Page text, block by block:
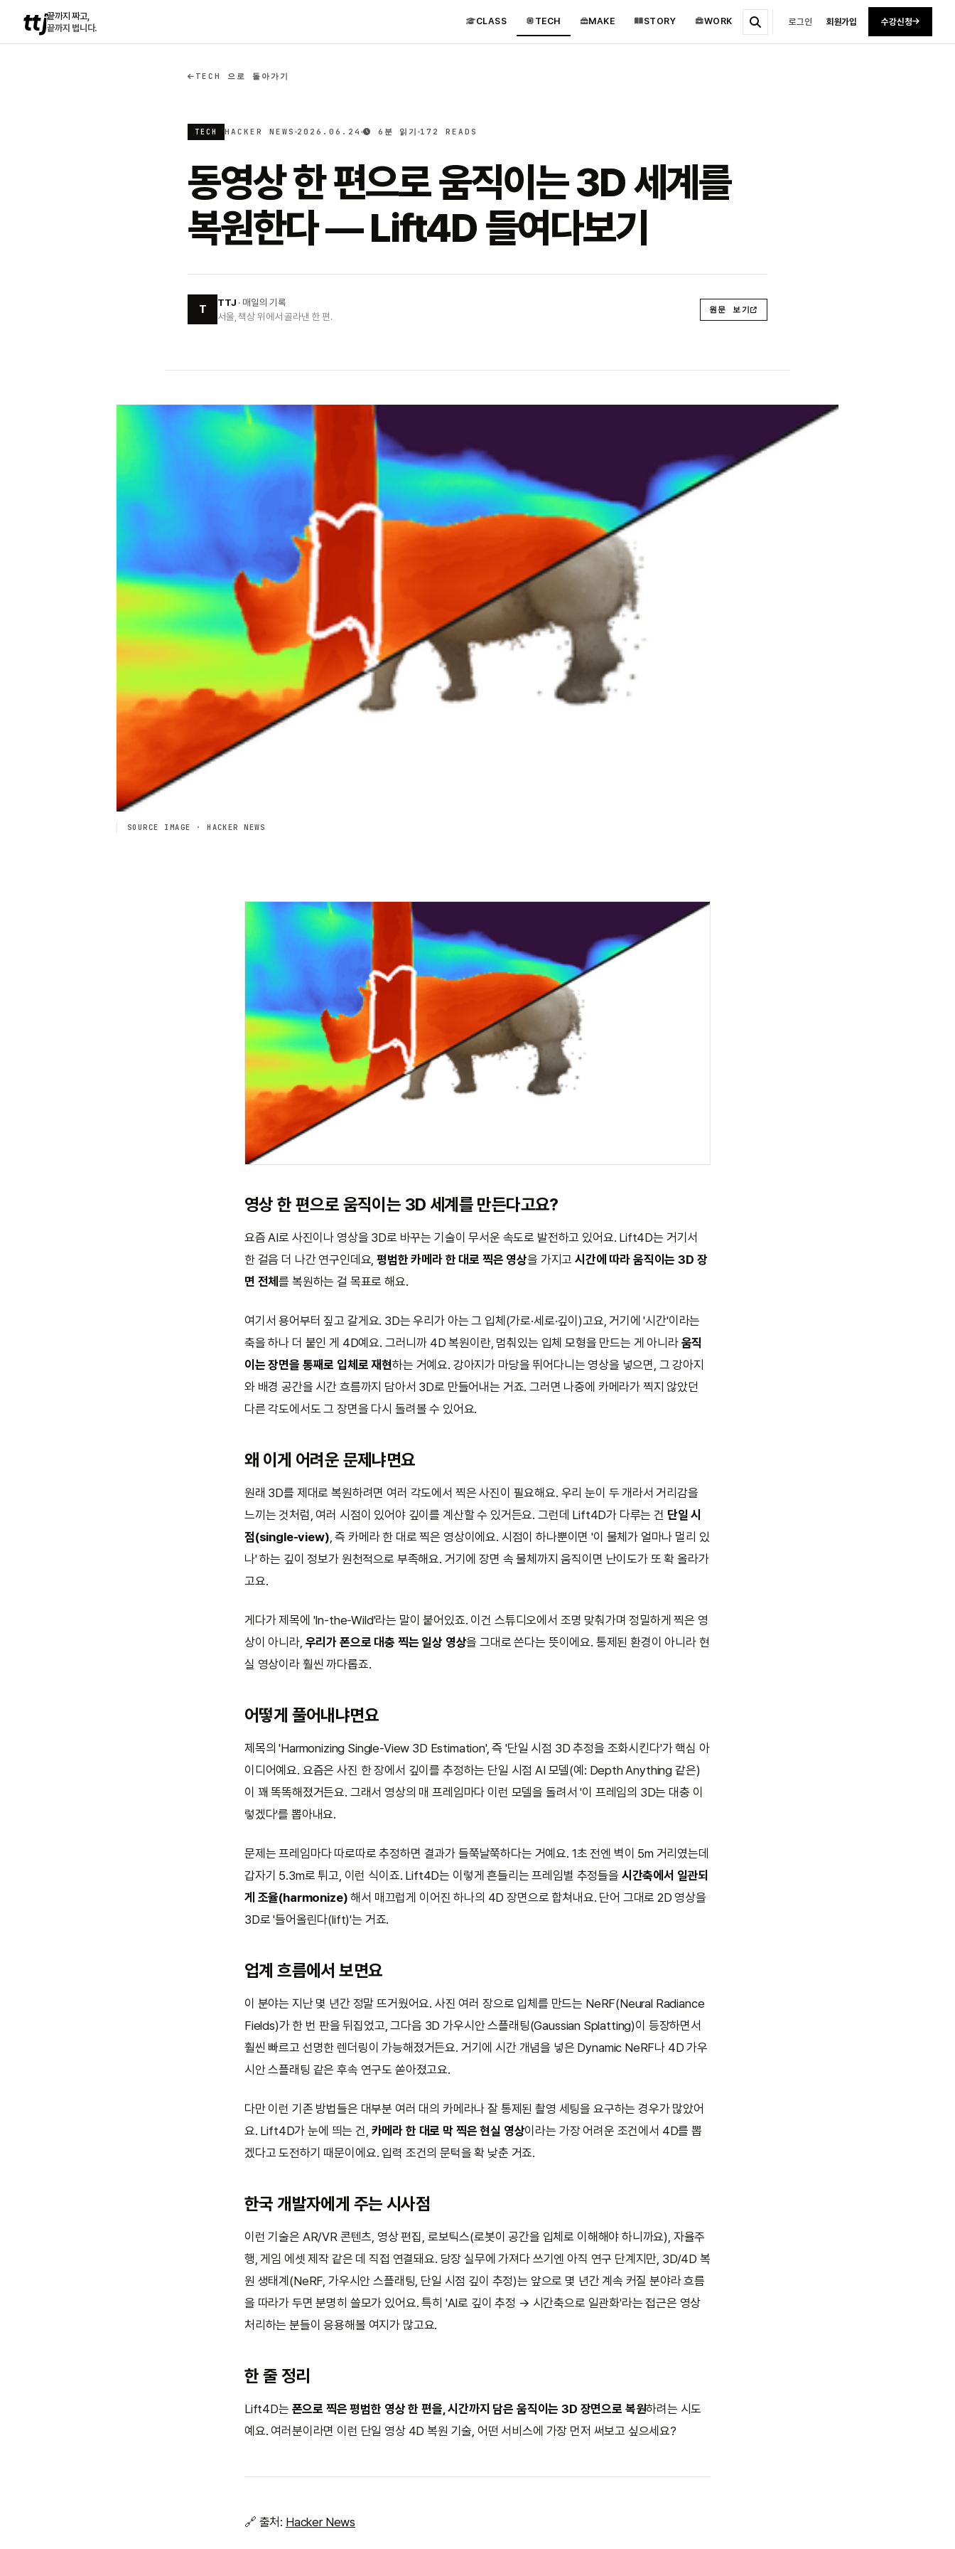
ttj끝까지 짜고,
끝까지 법니다.
CLASS TECH MAKE STORY WORK 로그인 회원가입 수강신청
TECH 으로 돌아가기
TECH HACKER NEWS 2026.06.24 6분 읽기 172 READS
동영상 한 편으로 움직이는 3D 세계를
복원한다 — Lift4D 들여다보기
T
TTJ · 매일의 기록
서울, 책상 위에서 골라낸 한 편.
원문 보기
SOURCE IMAGE · HACKER NEWS
영상 한 편으로 움직이는 3D 세계를 만든다고요?
요즘 AI로 사진이나 영상을 3D로 바꾸는 기술이 무서운 속도로 발전하고 있어요. Lift4D는 거기서
한 걸음 더 나간 연구인데요,평범한 카메라 한 대로 찍은 영상을 가지고시간에 따라 움직이는 3D 장
면 전체를 복원하는 걸 목표로 해요.
여기서 용어부터 짚고 갈게요. 3D는 우리가 아는 그 입체(가로·세로·깊이)고요, 거기에 '시간'이라는
축을 하나 더 붙인 게 4D예요. 그러니까 4D 복원이란, 멈춰있는 입체 모형을 만드는 게 아니라 움직
이는 장면을 통째로 입체로 재현하는 거예요. 강아지가 마당을 뛰어다니는 영상을 넣으면, 그 강아지
와 배경 공간을 시간 흐름까지 담아서 3D로 만들어내는 거죠. 그러면 나중에 카메라가 찍지 않았던
다른 각도에서도 그 장면을 다시 돌려볼 수 있어요.
왜 이게 어려운 문제냐면요
원래 3D를 제대로 복원하려면 여러 각도에서 찍은 사진이 필요해요. 우리 눈이 두 개라서 거리감을
느끼는 것처럼, 여러 시점이 있어야 깊이를 계산할 수 있거든요. 그런데 Lift4D가 다루는 건 단일 시
점(single-view) , 즉 카메라 한 대로 찍은 영상이에요. 시점이 하나뿐이면 '이 물체가 얼마나 멀리 있
나' 하는 깊이 정보가 원천적으로 부족해요. 거기에 장면 속 물체까지 움직이면 난이도가 또 확 올라가
고요.
게다가 제목에 'In-the-Wild'라는 말이 붙어있죠. 이건 스튜디오에서 조명 맞춰가며 정밀하게 찍은 영
상이 아니라, 우리가 폰으로 대충 찍는 일상 영상을 그대로 쓴다는 뜻이에요. 통제된 환경이 아니라 현
실 영상이라 훨씬 까다롭죠.
어떻게 풀어내냐면요
제목의 'Harmonizing Single-View 3D Estimation', 즉 '단일 시점 3D 추정을 조화시킨다'가 핵심 아
이디어예요. 요즘은 사진 한 장에서 깊이를 추정하는 단일 시점 AI 모델(예: Depth Anything 같은)
이 꽤 똑똑해졌거든요. 그래서 영상의 매 프레임마다 이런 모델을 돌려서 '이 프레임의 3D는 대충 이
렇겠다'를 뽑아내요.
문제는 프레임마다 따로따로 추정하면 결과가 들쭉날쭉하다는 거예요. 1초 전엔 벽이 5m 거리였는데
갑자기 5.3m로 튀고, 이런 식이죠. Lift4D는 이렇게 흔들리는 프레임별 추정들을 시간축에서 일관되
게 조율(harmonize) 해서 매끄럽게 이어진 하나의 4D 장면으로 합쳐내요. 단어 그대로 2D 영상을
3D로 '들어올린다(lift)'는 거죠.
업계 흐름에서 보면요
이 분야는 지난 몇 년간 정말 뜨거웠어요. 사진 여러 장으로 입체를 만드는 NeRF(Neural Radiance
Fields)가 한 번 판을 뒤집었고, 그다음 3D 가우시안 스플래팅(Gaussian Splatting)이 등장하면서
훨씬 빠르고 선명한 렌더링이 가능해졌거든요. 거기에 시간 개념을 넣은 Dynamic NeRF나 4D 가우
시안 스플래팅 같은 후속 연구도 쏟아졌고요.
다만 이런 기존 방법들은 대부분 여러 대의 카메라나 잘 통제된 촬영 세팅을 요구하는 경우가 많았어
요. Lift4D가 눈에 띄는 건, 카메라 한 대로 막 찍은 현실 영상이라는 가장 어려운 조건에서 4D를 뽑
겠다고 도전하기 때문이에요. 입력 조건의 문턱을 확 낮춘 거죠.
한국 개발자에게 주는 시사점
이런 기술은 AR/VR 콘텐츠, 영상 편집, 로보틱스(로봇이 공간을 입체로 이해해야 하니까요), 자율주
행, 게임 에셋 제작 같은 데 직접 연결돼요. 당장 실무에 가져다 쓰기엔 아직 연구 단계지만, 3D/4D 복
원 생태계(NeRF, 가우시안 스플래팅, 단일 시점 깊이 추정)는 앞으로 몇 년간 계속 커질 분야라 흐름
을 따라가 두면 분명히 쓸모가 있어요. 특히 'AI로 깊이 추정 → 시간축으로 일관화'라는 접근은 영상
처리하는 분들이 응용해볼 여지가 많고요.
한 줄 정리
Lift4D는 폰으로 찍은 평범한 영상 한 편을, 시간까지 담은 움직이는 3D 장면으로 복원하려는 시도
예요. 여러분이라면 이런 단일 영상 4D 복원 기술, 어떤 서비스에 가장 먼저 써보고 싶으세요?
🔗 출처: Hacker News